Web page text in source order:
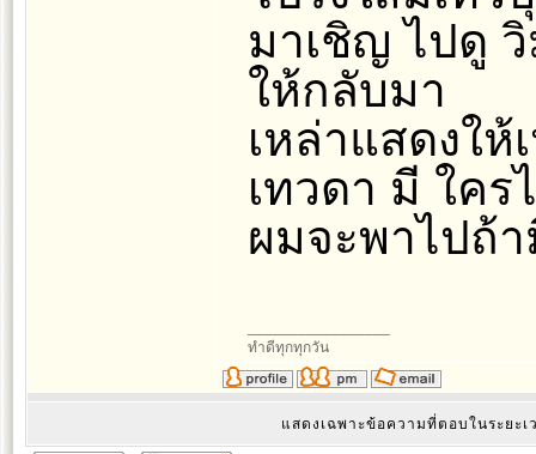
มาเชิญ ไปดู
ให้กลับมา
เหล่าแสดงใ
เทวดา มี ใคร
ผมจะพาไปถ้
ทำดีทุกทุกวัน
แสดงเฉพาะข้อความที่ตอบในระยะ